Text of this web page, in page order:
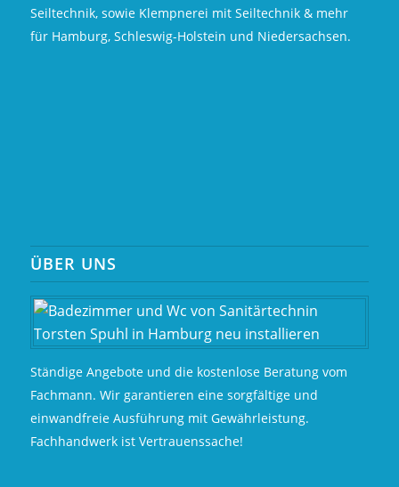
Seiltechnik, sowie Klempnerei mit Seiltechnik & mehr
für Hamburg, Schleswig-Holstein und Niedersachsen.
ÜBER UNS
Ständige Angebote und die kostenlose Beratung vom
Fachmann. Wir garantieren eine sorgfältige und
einwandfreie Ausführung mit Gewährleistung.
Fachhandwerk ist Vertrauenssache!